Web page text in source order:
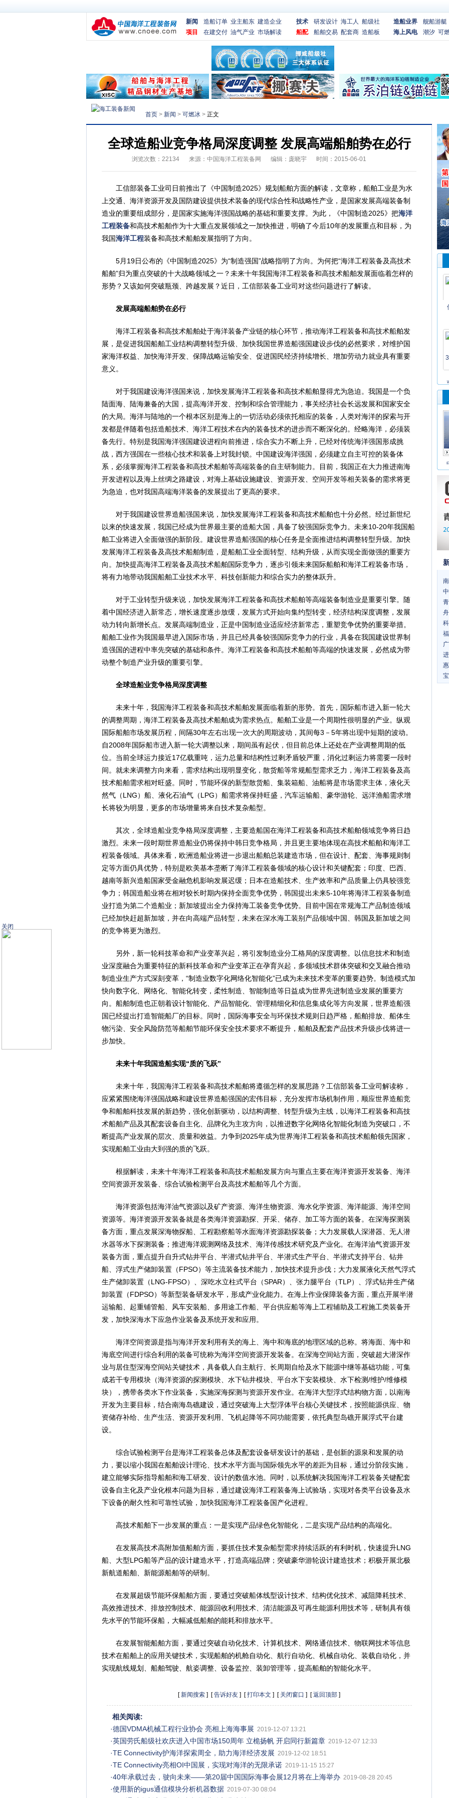
关闭
新闻 造船订单 业主船东 建造企业
项目
在建交付 油气产业 市场解读
技术 研发设计 海工人 船级社
船配
船舶交易 配套商 造船板
造船业界
舰船游艇
海上风电
潮汐 可
首页 > 新闻 > 可燃冰 > 正文
全球造船业竞争格局深度调整 发展高端船舶势在必行
浏览次数： 22134 来源： 中国海洋工程装备网 编辑：庞晓宇 时间：2015-06-01
工信部装备工业司日前推出了《中国制造2025》规划船舶方面的解读，文章称，船舶工业是为水
上交通、海洋资源开发及国防建设提供技术装备的现代综合性和战略性产业，是国家发展高端装备制
造业的重要组成部分，是国家实施海洋强国战略的基础和重要支撑。为此，《中国制造2025》把海洋
工程装备和高技术船舶作为十大重点发展领域之一加快推进，明确了今后10年的发展重点和目标，为
我国海洋工程装备和高技术船舶发展指明了方向。
5月19日公布的《中国制造2025》为“制造强国”战略指明了方向。为何把“海洋工程装备及高技术
船舶”归为重点突破的十大战略领域之一？未来十年我国海洋工程装备和高技术船舶发展面临着怎样的
形势？又该如何突破瓶颈、跨越发展？近日，工信部装备工业司对这些问题进行了解读。
发展高端船舶势在必行
海洋工程装备和高技术船舶处于海洋装备产业链的核心环节，推动海洋工程装备和高技术船舶发
展，是促进我国船舶工业结构调整转型升级、加快我国世界造船强国建设步伐的必然要求，对维护国
家海洋权益、加快海洋开发、保障战略运输安全、促进国民经济持续增长、增加劳动力就业具有重要
意义。
对于我国建设海洋强国来说，加快发展海洋工程装备和高技术船舶显得尤为急迫。我国是一个负
陆面海、陆海兼备的大国，提高海洋开发、控制和综合管理能力，事关经济社会长远发展和国家安全
的大局。海洋与陆地的一个根本区别是海上的一切活动必须依托相应的装备，人类对海洋的探索与开
发都是伴随着包括造船技术、海洋工程技术在内的装备技术的进步而不断深化的。经略海洋，必须装
备先行。特别是我国海洋强国建设进程向前推进，综合实力不断上升，已经对传统海洋强国形成挑
战，西方强国在一些核心技术和装备上对我封锁。中国建设海洋强国，必须建立自主可控的装备体
系，必须掌握海洋工程装备和高技术船舶等高端装备的自主研制能力。目前，我国正在大力推进南海
开发进程以及海上丝绸之路建设，对海上基础设施建设、资源开发、空间开发等相关装备的需求将更
为急迫，也对我国高端海洋装备的发展提出了更高的要求。
对于我国建设世界造船强国来说，加快发展海洋工程装备和高技术船舶也十分必然。经过新世纪
以来的快速发展，我国已经成为世界最主要的造船大国，具备了较强国际竞争力。未来10-20年我国船
舶工业将进入全面做强的新阶段。建设世界造船强国的核心任务是全面推进结构调整转型升级。加快
发展海洋工程装备及高技术船舶制造，是船舶工业全面转型、结构升级，从而实现全面做强的重要方
向。加快提高海洋工程装备及高技术船舶国际竞争力，逐步引领未来国际船舶和海洋工程装备市场，
将有力地带动我国船舶工业技术水平、科技创新能力和综合实力的整体跃升。
对于工业转型升级来说，加快发展海洋工程装备和高技术船舶等高端装备制造业是重要引擎。随
着中国经济进入新常态，增长速度逐步放缓，发展方式开始向集约型转变，经济结构深度调整，发展
动力转向新增长点。发展高端制造业，正是中国制造业适应经济新常态，重塑竞争优势的重要举措。
船舶工业作为我国最早进入国际市场，并且已经具备较强国际竞争力的行业，具备在我国建设世界制
造强国的进程中率先突破的基础和条件。海洋工程装备和高技术船舶等高端的快速发展，必然成为带
动整个制造产业升级的重要引擎。
全球造船业竞争格局深度调整
未来十年，我国海洋工程装备和高技术船舶发展面临着新的形势。首先，国际船市进入新一轮大
的调整周期，海洋工程装备及高技术船舶成为需求热点。船舶工业是一个周期性很明显的产业。纵观
国际船舶市场发展历程，间隔30年左右出现一次大的周期波动，其间每3－5年将出现中短期的波动。
自2008年国际船市进入新一轮大调整以来，期间虽有起伏，但目前总体上还处在产业调整周期的低
位。当前全球运力接近17亿载重吨，运力总量和结构性过剩矛盾较严重，消化过剩运力将需要一段时
间。就未来调整方向来看，需求结构出现明显变化，散货船等常规船型需求乏力，海洋工程装备及高
技术船舶需求相对旺盛。同时，节能环保的新型散货船、集装箱船、油船将是市场需求主体，液化天
然气（LNG）船、液化石油气（LPG）船需求将保持旺盛，汽车运输船、豪华游轮、远洋渔船需求增
长将较为明显，更多的市场增量将来自技术复杂船型。
其次，全球造船业竞争格局深度调整，主要造船国在海洋工程装备和高技术船舶领域竞争将日趋
激烈。未来一段时期世界造船业仍将保持中韩日竞争格局，并且更主要地体现在高技术船舶和海洋工
程装备领域。具体来看，欧洲造船业将进一步退出船舶总装建造市场，但在设计、配套、海事规则制
定等方面仍具优势，特别是欧美基本垄断了海洋工程装备领域的核心设计和关键配套；印度、巴西、
越南等新兴造船国家受金融危机影响发展迟缓；日本在造船技术、生产效率和产品质量上仍具较强竞
争力；韩国造船业将在相对较长时期内保持全面竞争优势，韩国提出未来5-10年将海洋工程装备制造
业打造为第二个造船业；新加坡提出全力保持海工装备竞争优势。目前中国在常规海工产品制造领域
已经加快赶超新加坡，并在向高端产品转型，未来在深水海工装别产品领域中国、韩国及新加坡之间
的竞争将更为激烈。
另外，新一轮科技革命和产业变革兴起，将引发制造业分工格局的深度调整。以信息技术和制造
业深度融合为重要特征的新科技革命和产业变革正在孕育兴起，多领域技术群体突破和交叉融合推动
制造业生产方式深刻变革，“制造业数字化网络化智能化”已成为未来技术变革的重要趋势。制造模式加
快向数字化、网络化、智能化转变，柔性制造、智能制造等日益成为世界先进制造业发展的重要方
向。船舶制造也正朝着设计智能化、产品智能化、管理精细化和信息集成化等方向发展，世界造船强
国已经提出打造智能船厂的目标。同时，国际海事安全与环保技术规则日趋严格，船舶排放、船体生
物污染、安全风险防范等船舶节能环保安全技术要求不断提升，船舶及配套产品技术升级步伐将进一
步加快。
未来十年我国造船实现“质的飞跃”
未来十年，我国海洋工程装备和高技术船舶将遵循怎样的发展思路？工信部装备工业司解读称，
应紧紧围绕海洋强国战略和建设世界造船强国的宏伟目标，充分发挥市场机制作用，顺应世界造船竞
争和船舶科技发展的新趋势，强化创新驱动，以结构调整、转型升级为主线，以海洋工程装备和高技
术船舶产品及其配套设备自主化、品牌化为主攻方向，以推进数字化网络化智能化制造为突破口，不
断提高产业发展的层次、质量和效益。力争到2025年成为世界海洋工程装备和高技术船舶领先国家，
实现船舶工业由大到强的质的飞跃。
根据解读，未来十年海洋工程装备和高技术船舶发展方向与重点主要在海洋资源开发装备、海洋
空间资源开发装备、综合试验检测平台及高技术船舶等几个方面。
海洋资源包括海洋油气资源以及矿产资源、海洋生物资源、海水化学资源、海洋能源、海洋空间
资源等。海洋资源开发装备就是各类海洋资源勘探、开采、储存、加工等方面的装备。在深海探测装
备方面，重点发展深海物探船、工程勘察船等水面海洋资源勘探装备；大力发展载人深潜器、无人潜
水器等水下探测装备；推进海洋观测网络及技术、海洋传感技术研究及产业化。在海洋油气资源开发
装备方面，重点提升自升式钻井平台、半潜式钻井平台、半潜式生产平台、半潜式支持平台、钻井
船、浮式生产储卸装置（FPSO）等主流装备技术能力，加快技术提升步伐；大力发展液化天然气浮式
生产储卸装置（LNG-FPSO）、深吃水立柱式平台（SPAR）、张力腿平台（TLP）、浮式钻井生产储
卸装置（FDPSO）等新型装备研发水平，形成产业化能力。在海上作业保障装备方面，重点开展半潜
运输船、起重铺管船、风车安装船、多用途工作船、平台供应船等海上工程辅助及工程施工类装备开
发，加快深海水下应急作业装备及系统开发和应用。
海洋空间资源是指与海洋开发利用有关的海上、海中和海底的地理区域的总称。将海面、海中和
海底空间进行综合利用的装备可统称为海洋空间资源开发装备。在深海空间站方面，突破超大潜深作
业与居住型深海空间站关键技术，具备载人自主航行、长周期自给及水下能源中继等基础功能，可集
成若干专用模块（海洋资源的探测模块、水下钻井模块、平台水下安装模块、水下检测/维护/维修模
块），携带各类水下作业装备，实施深海探测与资源开发作业。在海洋大型浮式结构物方面，以南海
开发为主要目标，结合南海岛礁建设，通过突破海上大型浮体平台核心关键技术，按照能源供应、物
资储存补给、生产生活、资源开发利用、飞机起降等不同功能需要，依托典型岛礁开展浮式平台建
设。
综合试验检测平台是海洋工程装备总体及配套设备研发设计的基础，是创新的源泉和发展的动
力，要以缩小我国在船舶设计理论、技术水平方面与国际领先水平的差距为目标，通过分阶段实施，
建立能够实际指导船舶和海工研发、设计的数值水池。同时，以系统解决我国海洋工程装备关键配套
设备自主化及产业化根本问题为目标，通过建设海洋工程装备海上试验场，实现对各类平台设备及水
下设备的耐久性和可靠性试验，加快我国海洋工程装备国产化进程。
高技术船舶下一步发展的重点：一是实现产品绿色化智能化，二是实现产品结构的高端化。
在发展高技术高附加值船舶方面，要抓住技术复杂船型需求持续活跃的有利时机，快速提升LNG
船、大型LPG船等产品的设计建造水平，打造高端品牌；突破豪华游轮设计建造技术；积极开展北极
新航道船舶、新能源船舶等的研制。
在发展超级节能环保船舶方面，要通过突破船体线型设计技术、结构优化技术、减阻降耗技术、
高效推进技术、排放控制技术、能源回收利用技术、清洁能源及可再生能源利用技术等，研制具有领
先水平的节能环保船，大幅减低船舶的能耗和排放水平。
在发展智能船舶方面，要通过突破自动化技术、计算机技术、网络通信技术、物联网技术等信息
技术在船舶上的应用关键技术，实现船舶的机舱自动化、航行自动化、机械自动化、装载自动化，并
实现航线规划、船舶驾驶、航姿调整、设备监控、装卸管理等，提高船舶的智能化水平。
[新闻搜索 ] [告诉好友 ] [打印本文 ] [ 关闭窗口 ] [返回顶部 ]
相关阅读:
·德国VDMA机械工程行业协会 亮相上海海事展 2019-12-07 13:21
·英国劳氏船级社欢庆进入中国市场150周年 立桅扬帆 开启同行新篇章 2019-12-07 12:33
·TE Connectivity护海洋探索周全，助力海洋经济发展 2019-12-02 18:51
·TE Connectivity亮相OI中国展，实现对海洋的无限承诺 2019-11-15 15:27
·40年承载过去，驶向未来——第20届中国国际海事会展12月将在上海举办 2019-08-28 20:45
·使用新的igus通信模块分析机器数据 2019-07-30 08:04